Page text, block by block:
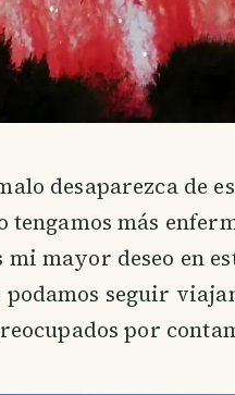
desaparezca de
tengamos más
mi mayor deseo en
seguir
por